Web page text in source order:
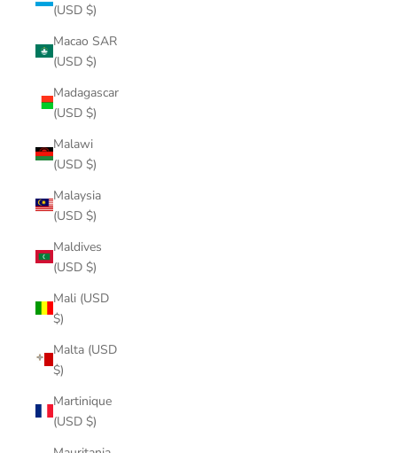
(USD $)
Macao SAR
(USD $)
Madagascar
(USD $)
Malawi
(USD $)
Malaysia
(USD $)
Maldives
(USD $)
Mali (USD
$)
Malta (USD
$)
Martinique
(USD $)